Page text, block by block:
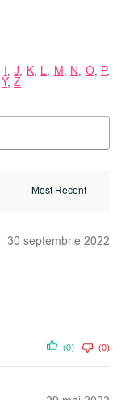
I,J, K, L, M, N, O, P,
Y, Z
30 septembrie 2022
(0) (0)